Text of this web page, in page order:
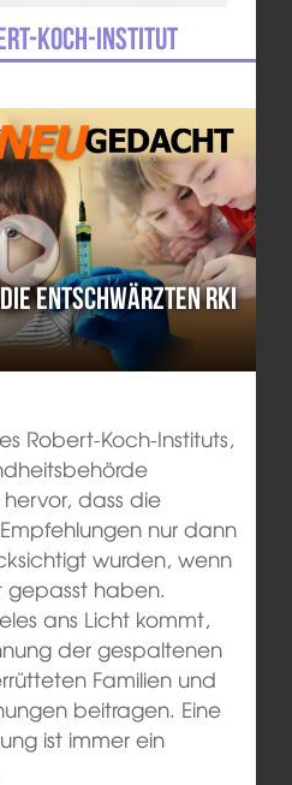
Koch-Institut
entschwärzten RKI
Robert-Koch-Instituts,
dass die
nur dann
wurden, wenn
gepasst haben.
ans Licht kommt,
der gespaltenen
Familien und
beitragen. Eine
ist immer ein